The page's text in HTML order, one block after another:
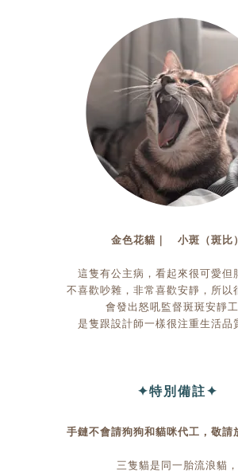
金色花貓｜ 小斑（斑比）
這隻有公主病，看起來很可愛但
不喜歡吵雜，非常喜歡安靜，所以
會發出怒吼監督斑斑安靜
是隻跟設計師一樣很注重生活品
✦特別備註✦
手鏈不會請狗狗和貓咪代工，敬請
三隻貓是同一胎流浪貓，